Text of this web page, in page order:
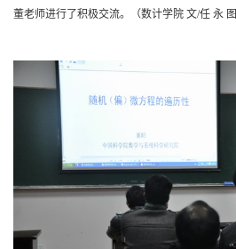
董老师进行了积极交流。
（数计学院 文/任 永 图